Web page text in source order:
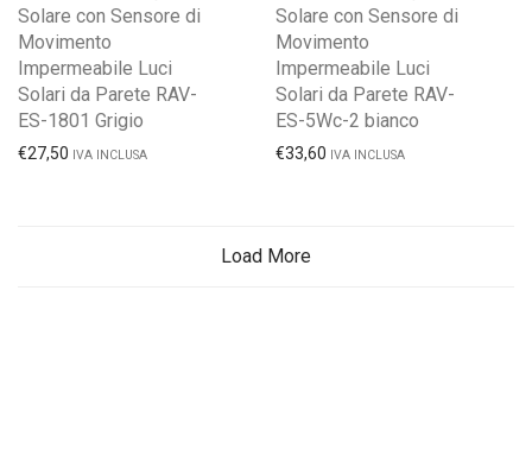
Solare con Sensore di
Movimento
Impermeabile Luci
Solari da Parete RAV-
ES-1801 Grigio
€27,50 IVA INCLUSA
Solare con Sensore di
Movimento
Impermeabile Luci
Solari da Parete RAV-
ES-5Wc-2 bianco
€33,60 IVA INCLUSA
Load More